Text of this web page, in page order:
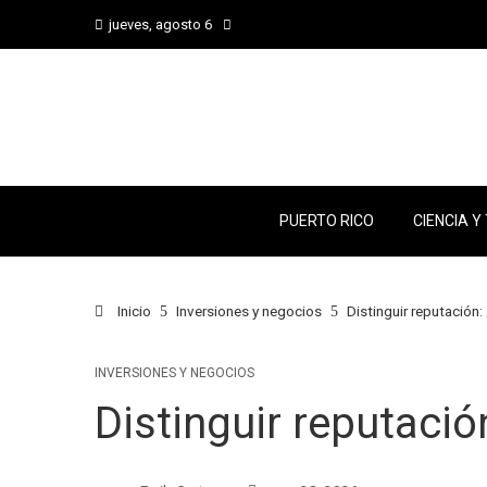
jueves, agosto 6
PUERTO RICO CIENCIA Y
Inicio Inversiones y negocios Distinguir
INVERSIONES Y NEGOCIOS
Distinguir